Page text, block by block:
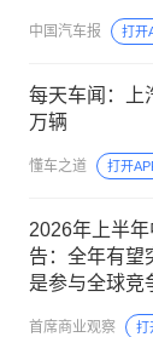
中国汽车报 打开
每天车闻：上
万辆
懂车之道 打开
2026年上半
告：全年有望
是参与全球竞
首席商业观察 打